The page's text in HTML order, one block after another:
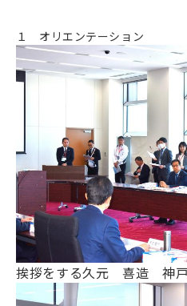
１ オリエンテーション
挨拶をする久元 喜造 神